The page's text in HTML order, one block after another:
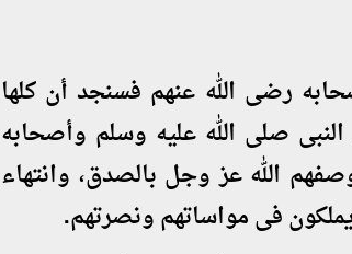
رضى الله عنهم فسنجد أن كلها
صلى الله عليه وسلم وأصحابه
الله عز وجل بالصدق، وانتهاء
فى مواساتهم ونصرتهم.